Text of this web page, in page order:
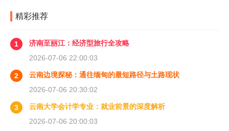
精彩推荐
1
济南至丽江：经济型旅行全攻略
2026-07-06 22:00:03
2
云南边境探秘：通往缅甸的最短路径与土路现状
2026-07-06 20:30:02
3
云南大学会计学专业：就业前景的深度解析
2026-07-06 20:00:03